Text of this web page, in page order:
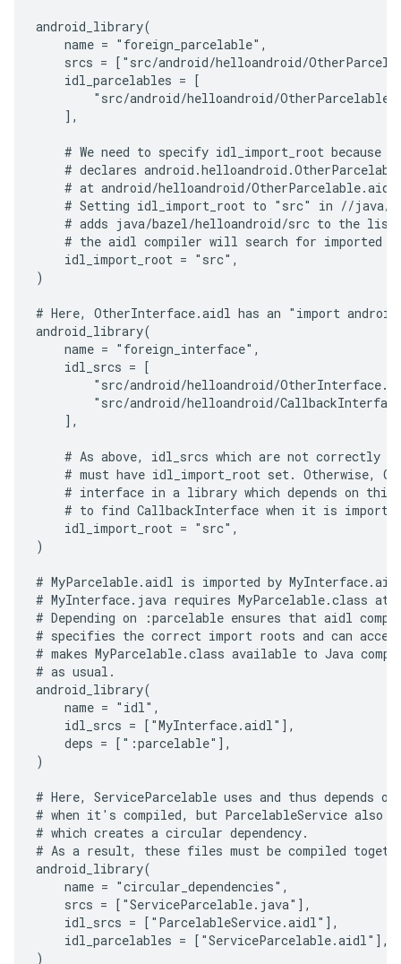
android_library(
    name = "foreign_parcelable",
srcs = ["src/android/helloandroid/
    idl_parcelables = [
"src/android/helloandroid/
    ],
# We need to specify idl_import_root because
# declares
# at android/helloandroid/
# Setting idl_import_root to "src" in //java/
# adds java/bazel/helloandroid/src to the list
# the aidl compiler will search for imported
    idl_import_root = "src",
)
# Here, OtherInterface.aidl has an "import
android_library(
    name = "foreign_interface",
    idl_srcs = [
"src/android/helloandroid/
"src/android/helloandroid/
    ],
# As above, idl_srcs which are not correctly
# must have idl_import_root set. Otherwise,
# interface in a library which depends on
# to find CallbackInterface when it is
    idl_import_root = "src",
)
# MyParcelable.aidl is imported by
# MyInterface.java requires MyParcelable.class at
# Depending on :parcelable ensures that aidl
# specifies the correct import roots and can
# makes MyParcelable.class available to Java
# as usual.
android_library(
    name = "idl",
    idl_srcs = ["MyInterface.aidl"],
    deps = [":parcelable"],
)
# Here, ServiceParcelable uses and thus depends
# when it's compiled, but ParcelableService also
# which creates a circular dependency.
# As a result, these files must be compiled
android_library(
    name = "circular_dependencies",
    srcs = ["ServiceParcelable.java"],
    idl_srcs = ["ParcelableService.aidl"],
    idl_parcelables = ["ServiceParcelable.aidl"],